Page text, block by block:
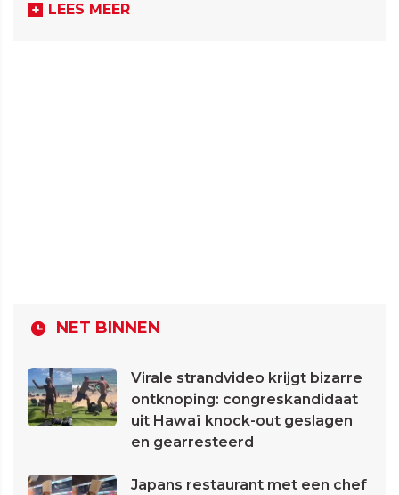
LEES MEER
NET BINNEN
Virale strandvideo krijgt bizarre
ontknoping: congreskandidaat
uit Hawaï knock-out geslagen
en gearresteerd
Japans restaurant met een chef